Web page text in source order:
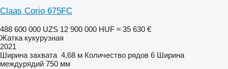
Claas Corio 675FC
488 600 000 UZS 12 900 000 HUF ≈ 35 630 €
Жатка кукурузная
2021
Ширина захвата 4,68 м Количество рядов 6 Ширина
междурядий 750 мм